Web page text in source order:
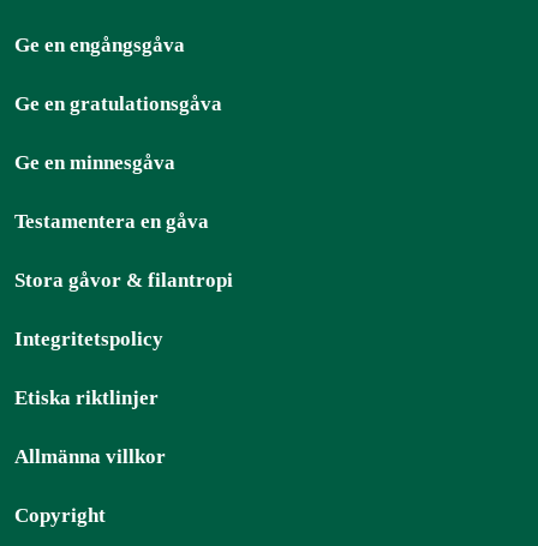
Ge en engångsgåva
Ge en gratulationsgåva
Ge en minnesgåva
Testamentera en gåva
Stora gåvor & filantropi
Integritetspolicy
Etiska riktlinjer
Allmänna villkor
Copyright